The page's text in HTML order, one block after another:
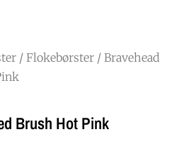
/ Flokebørster / Bravehead
Brush Hot Pink